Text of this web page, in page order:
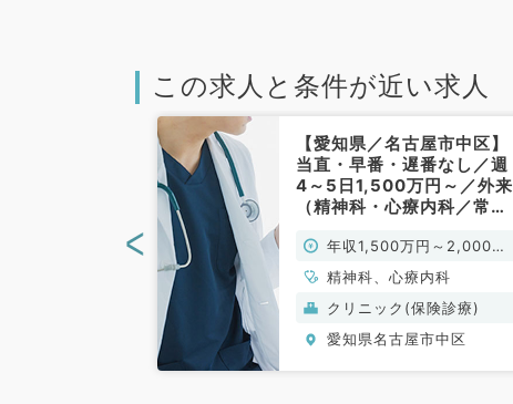
この求人と条件が近い求人
【愛知県／名古屋市中区】
当直・早番・遅番なし／週
4～5日1,500万円～／外来
（精神科・心療内科／常
年収1,500万円～2,000万
円
精神科、心療内科
クリニック(保険診療)
愛知県名古屋市中区
<